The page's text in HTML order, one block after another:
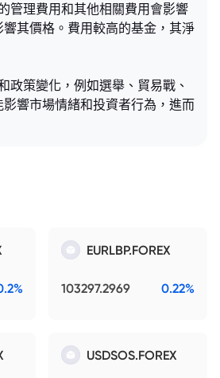
管理費用和其他相關費用會影響
其價格。費用較高的基金，其淨
政策變化，例如選舉、貿易戰、
響市場情緒和投資者行為，進而
EURLBP.FOREX
103297.2969 0.22%
USDSOS.FOREX